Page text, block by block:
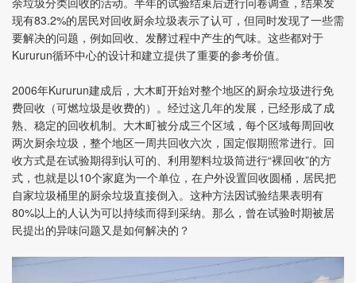
现有83.2%的居民对回收厨余垃圾表示了认可，但同时发现了一些需
要解决的问题，例如回收、发酵过程中产生的气味。这些都对于
Kururun循环中心的设计和建立提供了重要的参考价值。
2006年Kururun建成后，大木町开始对整个地区的厨余垃圾进行免
费回收（可燃垃圾是收费的）。经过这几年的发展，已经形成了成
熟、稳定的回收机制。大木町被分成三个区域，每个区域每周回收
两次厨余垃圾，整个地区一周共回收六次，国定假期照常进行。回
收方式是在试验期得到认可的、利用塑料垃圾筒进行“裸回收”的方
式，也就是以10个家庭为一个单位，在户外设置回收圆桶，居民把
自家垃圾桶里的厨余垃圾直接倒入。这种方法因试验结果表明有
80%以上的人认为可以持续而得到采纳。那么，曾在试验时期被居
民提出的异味问题又是如何解决的？